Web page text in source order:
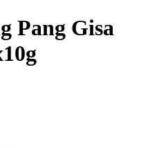
Pang Gisa